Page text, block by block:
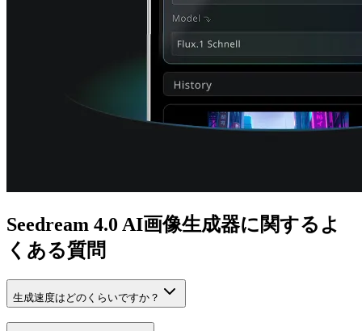
Seedream 4.0 AI画像生成器に関するよ
くある質問
生成速度はどのくらいですか？